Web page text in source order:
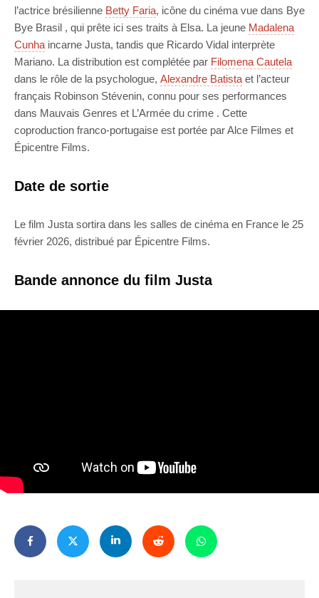
l’actrice brésilienne Betty Faria, icône du cinéma vue dans Bye
Bye Brasil , qui prête ici ses traits à Elsa. La jeune Madalena
Cunha incarne Justa, tandis que Ricardo Vidal interprète
Mariano. La distribution est complétée par Filomena Cautela
dans le rôle de la psychologue, Alexandre Batista et l’acteur
français Robinson Stévenin, connu pour ses performances
dans Mauvais Genres et L’Armée du crime . Cette
coproduction franco-portugaise est portée par Alce Filmes et
Épicentre Films.
Date de sortie
Le film Justa sortira dans les salles de cinéma en France le 25
février 2026, distribué par Épicentre Films.
Bande annonce du film Justa